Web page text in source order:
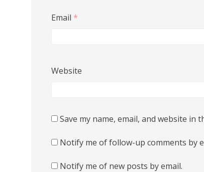
Email *
Website
Save my name, email, and website
Notify me of follow-up comments by
Notify me of new posts by email.